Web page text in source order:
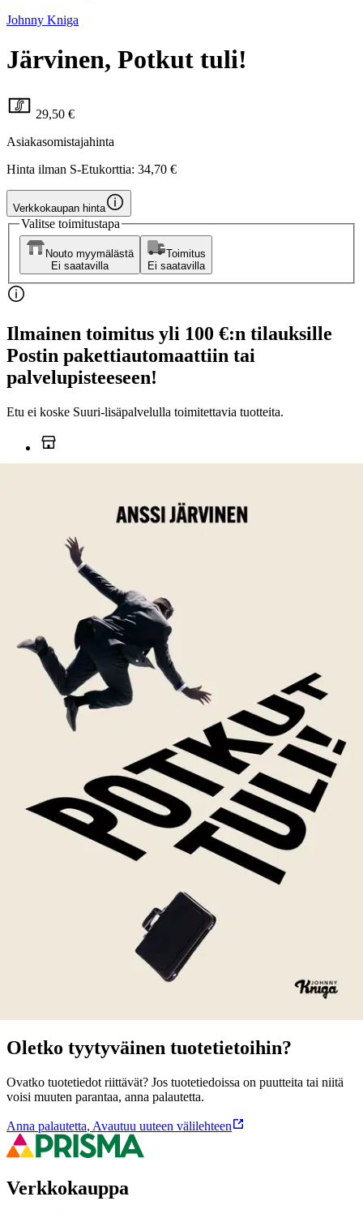
Johnny Kniga
Järvinen, Potkut tuli!
29,50 €
Asiakasomistajahinta
Hinta ilman S-Etukorttia: 34,70 €
Verkkokaupan hinta
Valitse toimitustapa
Nouto myymälästä
Ei saatavilla
Toimitus
Ei saatavilla
Ilmainen toimitus yli 100 €:n tilauksille
Postin pakettiautomaattiin tai
palvelupisteeseen!
Etu ei koske Suuri‑lisäpalvelulla toimitettavia tuotteita.
Ei saatavilla
Tuotekuvaus
9 tarinaa tunnetuista potkuista. Lohdullinen, rehellinen ja paikoin
riemastuttava kuvaus elämän täyskäännöksestä. Potkut tuli! kertoo
tunnetuista suomalaisista, joille potkujen saaminen oli käännekohta.
Miltä tuntui futisvalmentaja Markku Kanervasta, kun potkut
kohdistuivatkin häneen eikä palloon? Mitä täytyy tehdä saadakseen
potkut lukiosta, kuten Jani Halme sai? Kuinka Heidi Hautala jatkoi
poliittista uraansa sen jälkeen, kun oli joutunut eroamaan ministerin
tehtävästä? Entä mihin Kita paiskasi rumpukapulansa, kun sai
kenkää Lordista? Tarinoissa toistuvat viha ja katkeruus, mutta
toisaalta myös lämpö ja uudet tuulet. Miten potkuista oikein selviää?
Vai selviääkö? Anssi Järvinen on palkittu viestinnän ja
markkinoinnin asiantuntija, kolumnisti ja tietokirjailija. Hänet
tunnetaan terävästä kynästään, vahvasta tarinankerronnastaan sekä
kyvystään yhdistää henkilökohtainen kokemus yhteiskunnalliseen
tuotekuvausta
Oletko tyytyväinen tuotetietoihin?
Ovatko tuotetiedot riittävät? Jos tuotetiedoissa on puutteita tai niitä
voisi muuten parantaa, anna palautetta.
Anna palautetta, Avautuu uuteen välilehteen
Verkkokauppa